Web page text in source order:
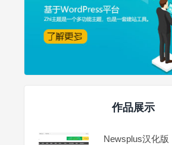
作品展示
Newsplus汉化版